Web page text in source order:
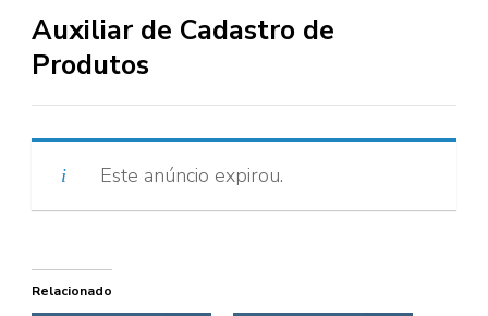
Auxiliar de Cadastro de
Produtos
Este anúncio expirou.
Relacionado